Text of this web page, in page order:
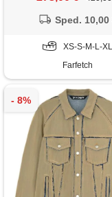
Sped. 10,00
XS-S-M-L-XL
Farfetch